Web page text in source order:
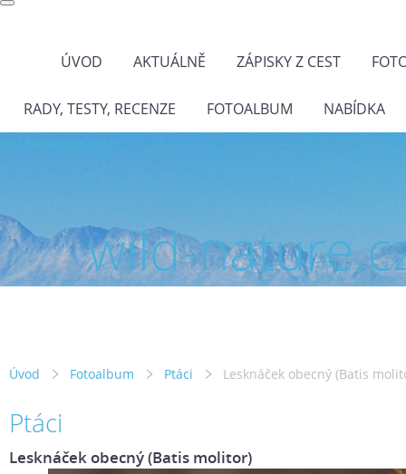
ÚVOD AKTUÁLNĚ ZÁPISKY Z CEST
RADY, TESTY, RECENZE FOTOALBUM NABÍDKA
wild-
Úvod Fotoalbum Ptáci Lesknáček obecný (Batis
Ptáci
Lesknáček obecný (Batis molitor)